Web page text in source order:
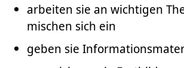
arbeiten sie an wichtigen
mischen sich ein
geben sie